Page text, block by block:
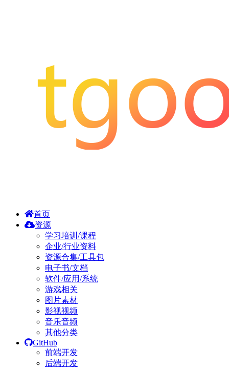
首页
资源
学习培训/课程
企业/行业资料
资源合集/工具包
电子书/文档
软件/应用/系统
游戏相关
图片素材
影视视频
音乐音频
其他分类
GitHub
前端开发
后端开发